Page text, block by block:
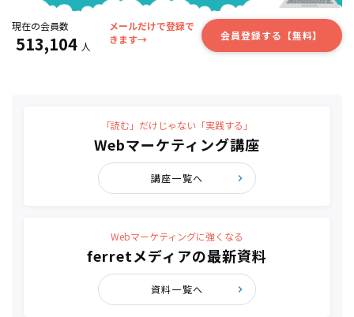
現在の会員数
513,104 人
メールだけで登録で
きます→
会員登録する【無料】
「読む」だけじゃない「実践する」
Webマーケティング講座
講座一覧へ
Webマーケティングに強くなる
ferretメディアの最新資料
資料一覧へ